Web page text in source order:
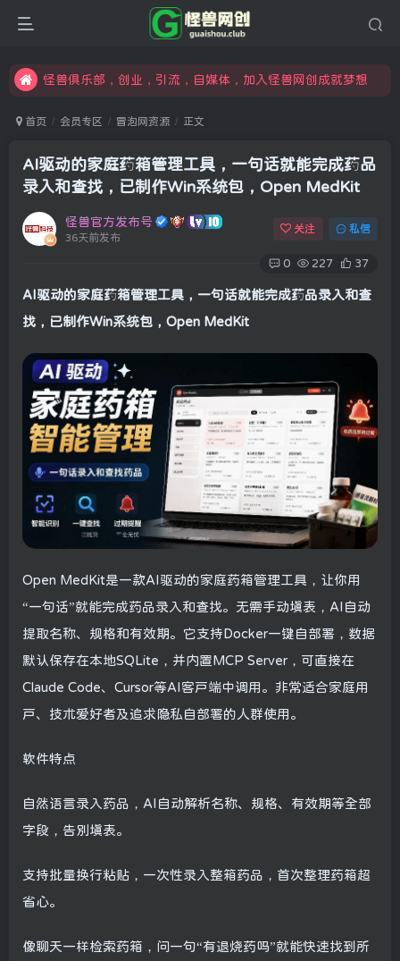
汇集各领域的创新者、创业者和副业经营者，共同探索创业和创新的未来
限时开通会员更享折扣，超高返佣
首页 会员专区 冒泡网资源 正文
AI驱动的家庭药箱管理工具，一句话就能完成药品
录入和查找，已制作Win系统包，Open MedKit
怪兽官方发布号
36天前发布
关注 私信
0 227 37
AI驱动的家庭药箱管理工具，一句话就能完成药品录入和查
找，已制作Win系统包，Open MedKit
Open MedKit是一款AI驱动的家庭药箱管理工具，让你用
“一句话”就能完成药品录入和查找。无需手动填表，AI自动
提取名称、规格和有效期。它支持Docker一键自部署，数据
默认保存在本地SQLite，并内置MCP Server，可直接在
Claude Code、Cursor等AI客户端中调用。非常适合家庭用
户、技术爱好者及追求隐私自部署的人群使用。
软件特点
自然语言录入药品，AI自动解析名称、规格、有效期等全部
字段，告别填表。
支持批量换行粘贴，一次性录入整箱药品，首次整理药箱超
省心。
像聊天一样检索药箱，问一句“有退烧药吗”就能快速找到所